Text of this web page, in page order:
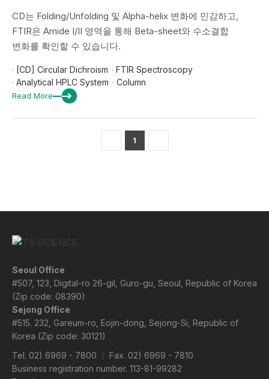
CD는 Folding/Unfolding 및 Alpha-helix 변화에 민감하고,
FTIR은 Amide I/II 영역을 통해 Beta-sheet와 수소결합
변화를 확인할 수 있습니다.
· [CD] Circular Dichroism · FTIR Spectroscopy
· Analytical HPLC System · Column
Read More
1
Seoul Office
#507, 123, Digital-ro 26-gil, Guro-gu, Seoul, Republic of Korea
(Zip code: 08390)
Sejong Office
#515. 232, Gareum-ro, Eojin-dong, Sejong-Si, Republic of
Korea (Zip code: 30121)
Tel. 02) 6969 - 7800
Fax. 02) 6969 - 7810
Business registration number. 113-81-99282